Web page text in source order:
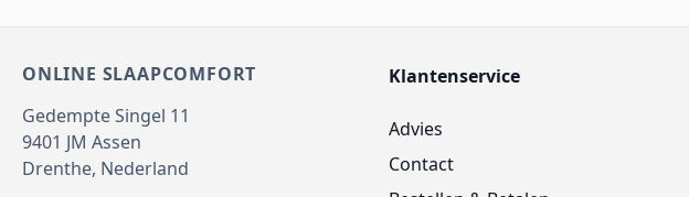
ONLINE SLAAPCOMFORT
Gedempte Singel 11
9401 JM Assen
Drenthe, Nederland
Klantenservice
Advies
Contact